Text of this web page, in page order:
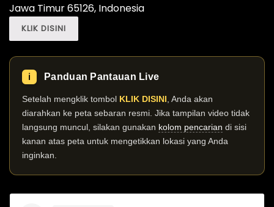
Jawa Timur 65126, Indonesia
KLIK DISINI
ℹ️ Panduan Pantauan Live
Setelah mengklik tombol KLIK DISINI , Anda akan
diarahkan ke peta sebaran resmi. Jika tampilan video tidak
langsung muncul, silakan gunakan kolom pencarian di sisi
kanan atas peta untuk mengetikkan lokasi yang Anda
inginkan.